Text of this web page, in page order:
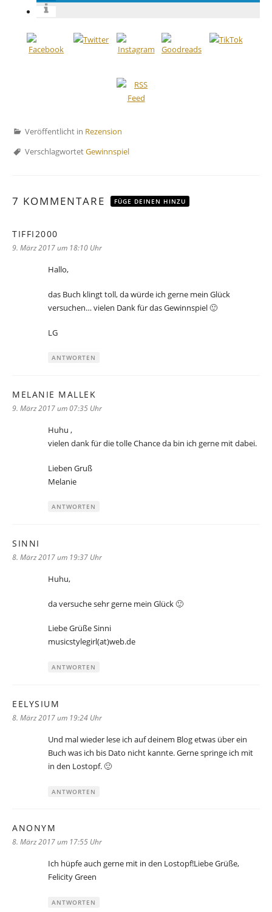
Veröffentlicht in Rezension
VerschlagwortetGewinnspiel
7 KOMMENTARE FÜGE DEINEN HINZU
TIFFI2000
9. März 2017 um 18:10 Uhr
Hallo,
das Buch klingt toll, da würde ich gerne mein Glück
versuchen… vielen Dank für das Gewinnspiel 🙂
LG
ANTWORTEN
MELANIE MALLEK
9. März 2017 um 07:35 Uhr
Huhu ,
vielen dank für die tolle Chance da bin ich gerne mit dabei.
Lieben Gruß
Melanie
ANTWORTEN
SINNI
8. März 2017 um 19:37 Uhr
Huhu,
da versuche sehr gerne mein Glück 🙂
Liebe Grüße Sinni
musicstylegirl(at)web.de
ANTWORTEN
EELYSIUM
8. März 2017 um 19:24 Uhr
Und mal wieder lese ich auf deinem Blog etwas über ein
Buch was ich bis Dato nicht kannte. Gerne springe ich mit
in den Lostopf. 🙂
ANTWORTEN
ANONYM
8. März 2017 um 17:55 Uhr
Ich hüpfe auch gerne mit in den Lostopf!Liebe Grüße,
Felicity Green
ANTWORTEN